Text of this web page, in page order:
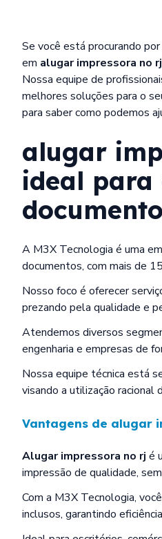
Se você está procurando por
em alugar impressora no rj
Nossa equipe de
melhores soluções para o
para saber como podemos
alugar
ideal para
A M3X Tecnologia é uma
documentos, com mais de
Nosso foco é oferecer
prezando pela qualidade e
Atendemos diversos
engenharia e empresas de
Nossa equipe técnica está
visando a utilização
Vantagens de alugar
Alugar impressora no rj é
impressão de qualidade,
Com a M3X Tecnologia,
inclusos, garantindo